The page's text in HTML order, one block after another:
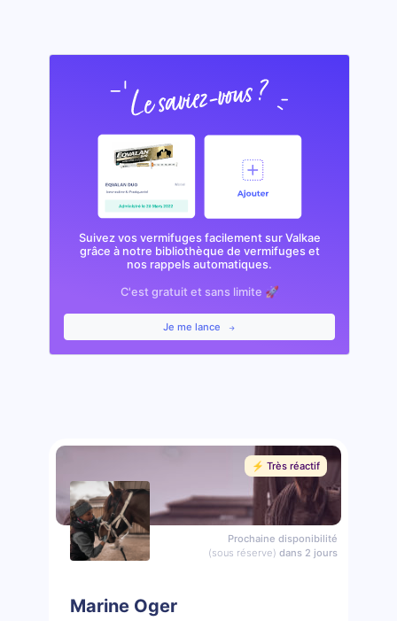
Suivez vos vermifuges facilement sur Valkae
grâce à notre bibliothèque de vermifuges et
nos rappels automatiques.
C'est gratuit et sans limite 🚀
Je me lance
⚡️ Très réactif
Prochaine disponibilité
(sous réserve) dans 2 jours
Marine Oger